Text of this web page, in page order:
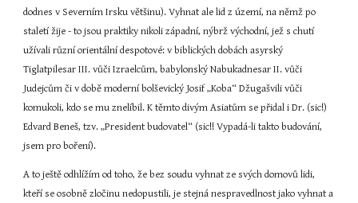
dodnes v Severním Irsku většinu). Vyhnat ale lid z území, na němž po
staletí žije - to jsou praktiky nikoli západní, nýbrž východní, jež s chutí
užívali různí orientální despotové: v biblických dobách asyrský
Tiglatpilesar III. vůči Izraelcům, babylonský Nabukadnesar II. vůči
Judejcům či v době moderní bolševický Josif „Koba“ Džugašvili vůči
komukoli, kdo se mu znelíbil. K těmto divým Asiatům se přidal i Dr. (sic!)
Edvard Beneš, tzv. „President budovatel“ (sic!! Vypadá-li takto budování,
jsem pro boření).
A to ještě odhlížím od toho, že bez soudu vyhnat ze svých domovů lidi,
kteří se osobně zločinu nedopustili, je stejná nespravedlnost jako vyhnat a